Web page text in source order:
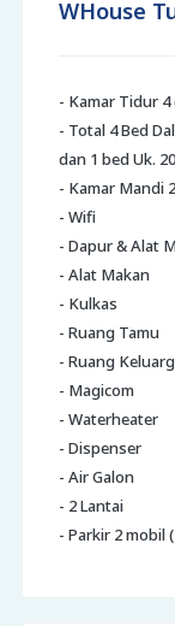
WHouse
- Kamar Tidur 4
- Total 4 Bed
dan 1 bed Uk.
- Kamar Mandi 2
- Wifi
- Dapur & Alat
- Alat Makan
- Kulkas
- Ruang Tamu
- Ruang
- Magicom
- Waterheater
- Dispenser
- Air Galon
- 2 Lantai
- Parkir 2 mobil